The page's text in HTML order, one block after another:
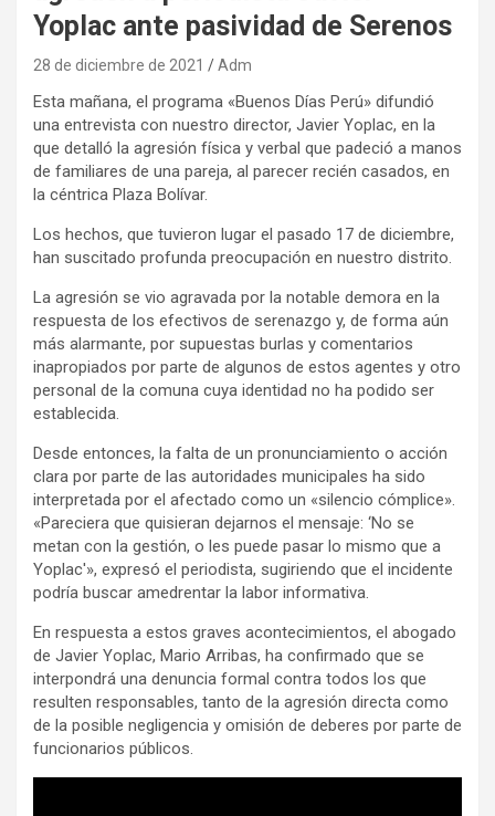
Yoplac ante pasividad de Serenos
28 de diciembre de 2021 Adm
Esta mañana, el programa «Buenos Días Perú» difundió
una entrevista con nuestro director, Javier Yoplac, en la
que detalló la agresión física y verbal que padeció a manos
de familiares de una pareja, al parecer recién casados, en
la céntrica Plaza Bolívar.
Los hechos, que tuvieron lugar el pasado 17 de diciembre,
han suscitado profunda preocupación en nuestro distrito.
La agresión se vio agravada por la notable demora en la
respuesta de los efectivos de serenazgo y, de forma aún
más alarmante, por supuestas burlas y comentarios
inapropiados por parte de algunos de estos agentes y otro
personal de la comuna cuya identidad no ha podido ser
establecida.
Desde entonces, la falta de un pronunciamiento o acción
clara por parte de las autoridades municipales ha sido
interpretada por el afectado como un «silencio cómplice».
«Pareciera que quisieran dejarnos el mensaje: ‘No se
metan con la gestión, o les puede pasar lo mismo que a
Yoplac'», expresó el periodista, sugiriendo que el incidente
podría buscar amedrentar la labor informativa.
En respuesta a estos graves acontecimientos, el abogado
de Javier Yoplac, Mario Arribas, ha confirmado que se
interpondrá una denuncia formal contra todos los que
resulten responsables, tanto de la agresión directa como
de la posible negligencia y omisión de deberes por parte de
funcionarios públicos.